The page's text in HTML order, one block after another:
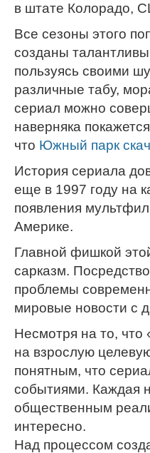
в штате Колорадо,
Все сезоны этого
созданы
пользуясь своими
различные табу,
сериал можно
наверняка
что Южный парк
История сериала
еще в 1997 году на
появления
Америке.
Главной фишкой
сарказм.
проблемы
мировые новости с
Несмотря на то,
на взрослую
понятным, что
событиями. Каждая
общественным
интересно.
Над процессом